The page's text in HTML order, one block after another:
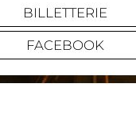
BILLETTERIE
FACEBOOK